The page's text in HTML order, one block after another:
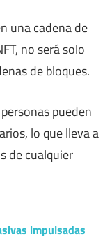
una cadena de
no será solo
de bloques.
pueden
lo que lleva a
de cualquier
impulsadas